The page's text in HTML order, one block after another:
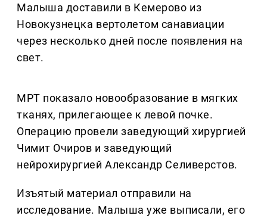
Малыша доставили в Кемерово из
Новокузнецка вертолетом санавиации
через несколько дней после появления на
свет.
МРТ показало новообразование в мягких
тканях, прилегающее к левой почке.
Операцию провели заведующий хирургией
Чимит Очиров и заведующий
нейрохирургией Александр Селиверстов.
Изъятый материал отправили на
исследование. Малыша уже выписали, его